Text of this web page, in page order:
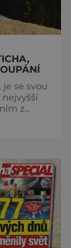
se svou
nejvyšší
z
hlavních
horský
hustý les